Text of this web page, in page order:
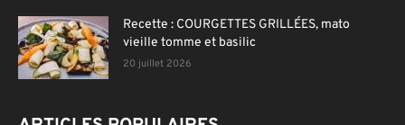
Recette : COURGETTES GRILLÉES, mato
vieille tomme et basilic
20 juillet 2026